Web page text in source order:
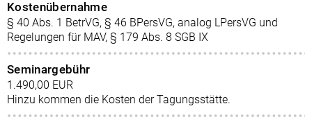
Kostenübernahme
§ 40 Abs. 1 BetrVG, § 46 BPersVG, analog LPersVG und
Regelungen für MAV, § 179 Abs. 8 SGB IX
Seminargebühr
1.490,00 EUR
Hinzu kommen die Kosten der Tagungsstätte.